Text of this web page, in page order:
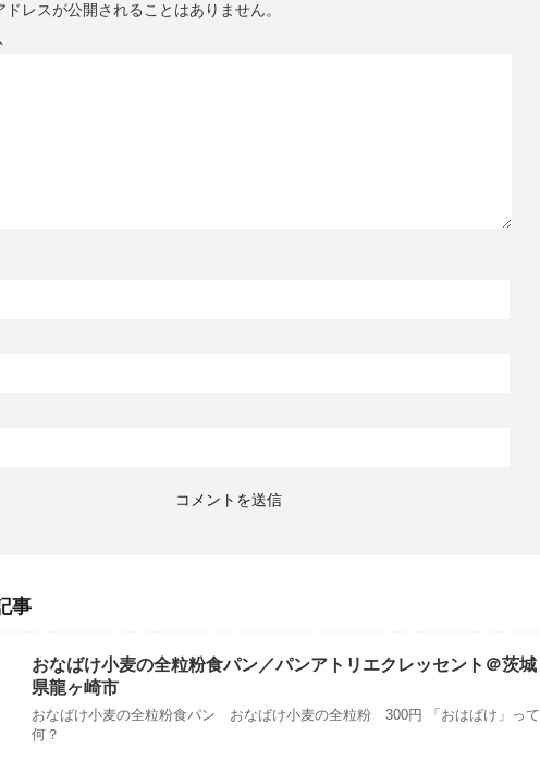
ドレスが公開されることはありません。
事
おなばけ小麦の全粒粉食パン／パンアトリエクレッセント＠茨城
県龍ヶ崎市
おなばけ小麦の全粒粉食パン おなばけ小麦の全粒粉 300円 「おはばけ」って
何？